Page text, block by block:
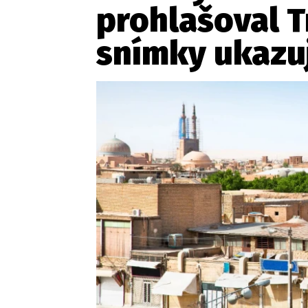
prohlašoval
snímky